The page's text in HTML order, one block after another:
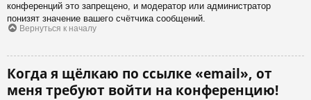
конференций это запрещено, и модератор или администратор
понизят значение вашего счётчика сообщений.
Вернуться к началу
Когда я щёлкаю по ссылке «email», от
меня требуют войти на конференцию!